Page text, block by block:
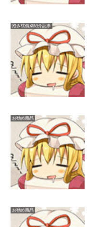
抱き枕個別紹介記事
お勧め商品
お勧め商品